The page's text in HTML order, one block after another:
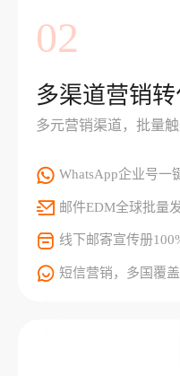
02
多渠道营销转
多元营销渠道，批量
WhatsApp企业号一
邮件EDM全球批量
线下邮寄宣传册
短信营销，多国覆盖